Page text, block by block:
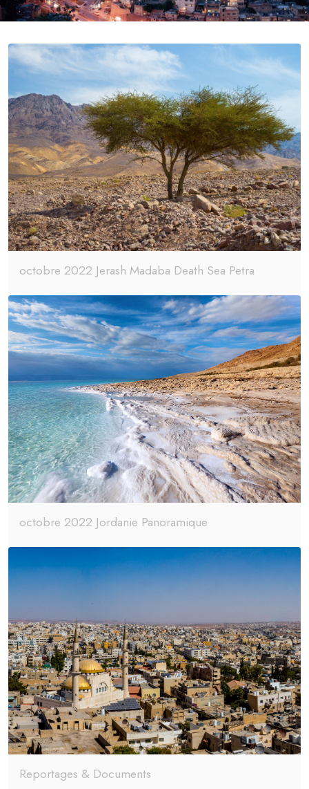
octobre 2022 Jerash Madaba Death Sea Petra
octobre 2022 Jordanie Panoramique
Reportages & Documents